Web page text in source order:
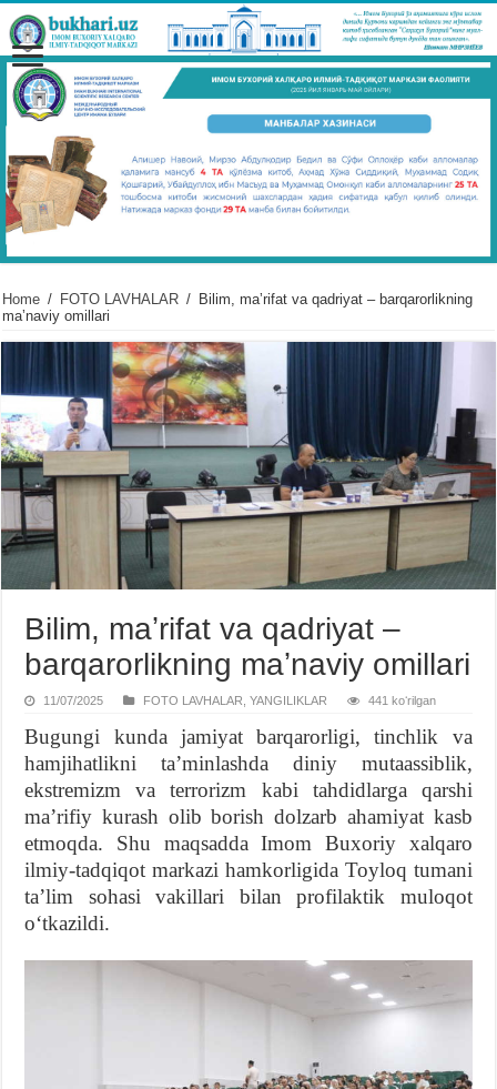
Home / FOTO LAVHALAR / Bilim, maʼrifat va qadriyat – barqarorlikning
maʼnaviy omillari
Bilim, maʼrifat va qadriyat –
barqarorlikning maʼnaviy omillari
11/07/2025 FOTO LAVHALAR ,YANGILIKLAR 441 koʻrilgan
Bugungi kunda jamiyat barqarorligi, tinchlik va
hamjihatlikni taʼminlashda diniy mutaassiblik,
ekstremizm va terrorizm kabi tahdidlarga qarshi
maʼrifiy kurash olib borish dolzarb ahamiyat kasb
etmoqda. Shu maqsadda Imom Buxoriy xalqaro
ilmiy-tadqiqot markazi hamkorligida Toyloq tumani
taʼlim sohasi vakillari bilan profilaktik muloqot
oʻtkazildi.